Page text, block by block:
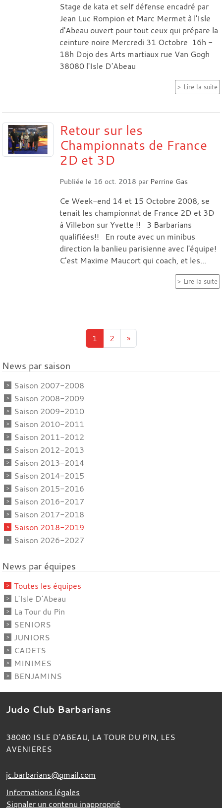
Stage de kata et self défense encadré par
Jean Luc Rompion et Marc Mermet à l'Isle
d'Abeau ouvert pour tout ceux qui prépare la
ceinture noire Mercredi 31 Octobre 16h -
18h Dojo des Arts martiaux rue Van Gogh
38080 l'Isle D'Abeau
Lire la suite
Retour sur les
Championnats de France
2D et 3D
Publiée le 16 oct. 2018 par Perrine Gas
Ce Week-end 14 et 15 Octobre 2008, se
tenait les championnat de France 2D et 3D
à Villebon sur Yvette !! 3 Barbarians
qualifiées!! En route avec un minibus
direction la banlieu parisienne avec l'équipe!
C'est Maxime Maucort qui coach, et les...
Lire la suite
1 2 »
News par saison
Saison 2007-2008
Saison 2008-2009
Saison 2009-2010
Saison 2010-2011
Saison 2011-2012
Saison 2012-2013
Saison 2013-2014
Saison 2014-2015
Saison 2015-2016
Saison 2016-2017
Saison 2017-2018
Saison 2018-2019
Saison 2026-2027
News par équipes
Toutes les équipes
L'Isle D'Abeau
La Tour du Pin
SENIORS
JUNIORS
CADETS
MINIMES
BENJAMINS
Judo Club Barbarians
38080 ISLE D'ABEAU, LA TOUR DU PIN, LES
AVENIERES
jc.barbarians@gmail.com
Informations légales
Signaler un contenu inapproprié